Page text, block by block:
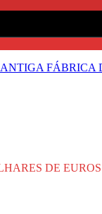
FÁBRICA
DE EUROS